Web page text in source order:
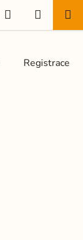
Registrace
Hledat
KOŠÍK